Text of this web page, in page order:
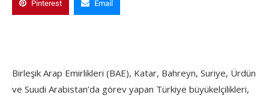
Pinterest Email
Birleşik Arap Emirlikleri (BAE), Katar, Bahreyn, Suriye, Ürdün
ve Suudi Arabistan’da görev yapan Türkiye büyükelçilikleri,